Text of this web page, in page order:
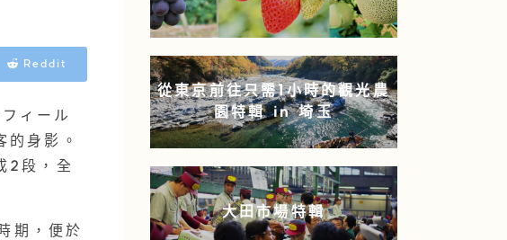
Reddit
ィール
身影。
2段，全
期，便於
從東京前往只需1小時的觀光農
園特輯 in 埼玉
大田市場特輯